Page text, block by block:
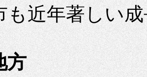
も近年著しい
方